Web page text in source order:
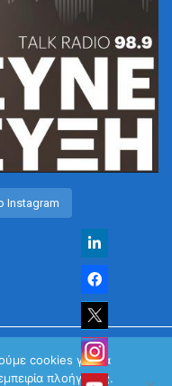
Instagram
2026
cookies για να
πλοήγησης.